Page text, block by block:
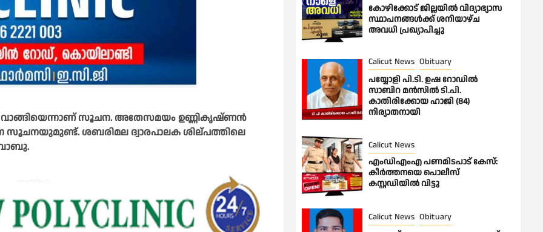
സൂചന. അതേസമയം ഉണ്ണികൃഷ്ണൻ
സൂചനയുമുണ്ട്. ശബരിമല ദ്വാരപാലക ശില്പത്തിലെ
ബാബു.
കോഴിക്കോട് ജില്ലയിൽ വിദ്യാഭ്യാസ
സ്ഥാപനങ്ങൾക്ക് ശനിയാഴ്ച
അവധി പ്രഖ്യാപിച്ചു
Calicut News Obituary
പയ്യോളി പി.ടി. ഉഷ റോഡിൽ
സാബിറ മൻസിൽ ടി.പി.
കാതിരിക്കോയ ഹാജി (84)
നിര്യാതനായി
Calicut News
എംഡിഎംഎ പണമിടപാട് കേസ്:
കീർത്തനയെ പൊലീസ്
കസ്റ്റഡിയിൽ വിട്ടു
Calicut News Obituary